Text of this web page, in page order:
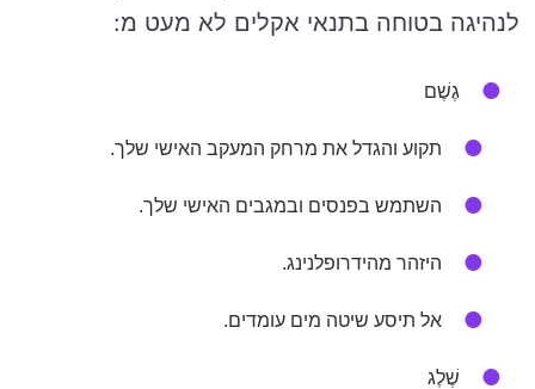
לנהיגה בטוחה בתנאי אקלים לא מעט מ:
גֶשֶׁם
תקוע והגדל את מרחק המעקב האישי שלך.
השתמש בפנסים ובמגבים האישי שלך.
היזהר מהידרופלנינג.
אל תיסע שיטה מים עומדים.
שֶׁלֶג